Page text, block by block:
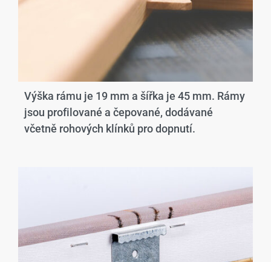
Výška rámu je 19 mm a šířka je 45 mm. Rámy
jsou profilované a čepované, dodávané
včetně rohových klínků pro dopnutí.